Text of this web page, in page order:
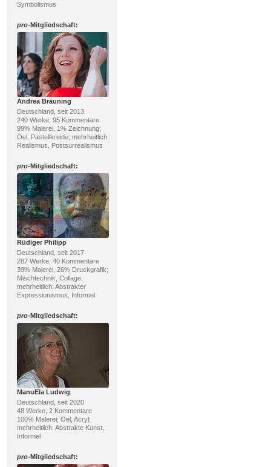
Symbolismus
pro-Mitgliedschaft:
Andrea Bräuning
Deutschland, seit 2013
240 Werke, 95 Kommentare
99% Malerei, 1% Zeichnung;
Oel, Pastellkreide; mehrheitlich:
Realismus, Postsurrealismus
pro-Mitgliedschaft:
Rüdiger Philipp
Deutschland, seit 2017
287 Werke, 40 Kommentare
39% Malerei, 26% Druckgrafik;
Mischtechnik, Collage;
mehrheitlich: Abstrakter
Expressionismus, Informel
pro-Mitgliedschaft:
ManuEla Ludwig
Deutschland, seit 2020
48 Werke, 2 Kommentare
100% Malerei; Oel, Acryl;
mehrheitlich: Abstrakte Kunst,
Informel
pro-Mitgliedschaft: